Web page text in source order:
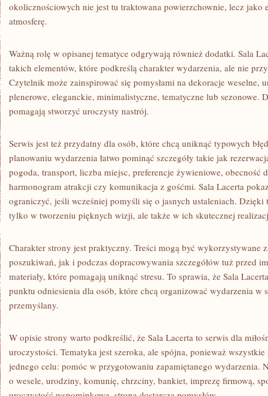
okolicznościowych nie jest tu traktowana powierzchownie, lecz jako
atmosferę.
Ważną rolę w opisanej tematyce odgrywają również dodatki. Sala
takich elementów, które podkreślą charakter wydarzenia, ale nie
Czytelnik może zainspirować się pomysłami na dekoracje weselne,
plenerowe, eleganckie, minimalistyczne, tematyczne lub sezonowe.
pomagają stworzyć uroczysty nastrój.
Serwis jest też przydatny dla osób, które chcą uniknąć typowych
planowaniu wydarzenia łatwo pominąć szczegóły takie jak
pogoda, transport, liczba miejsc, preferencje żywieniowe, obecność
harmonogram atrakcji czy komunikacja z gośćmi. Sala Lacerta
ograniczyć, jeśli wcześniej pomyśli się o jasnych ustaleniach. Dzięki
tylko w tworzeniu pięknych wizji, ale także w ich skutecznej
Charakter strony jest praktyczny. Treści mogą być wykorzystywane
poszukiwań, jak i podczas dopracowywania szczegółów tuż przed
materiały, które pomagają uniknąć stresu. To sprawia, że Sala
punktu odniesienia dla osób, które chcą organizować wydarzenia w
przemyślany.
W opisie strony warto podkreślić, że Sala Lacerta to serwis dla
uroczystości. Tematyka jest szeroka, ale spójna, ponieważ
jednego celu: pomóc w przygotowaniu zapamiętanego wydarzenia.
o wesele, urodziny, komunię, chrzciny, bankiet, imprezę firmową,